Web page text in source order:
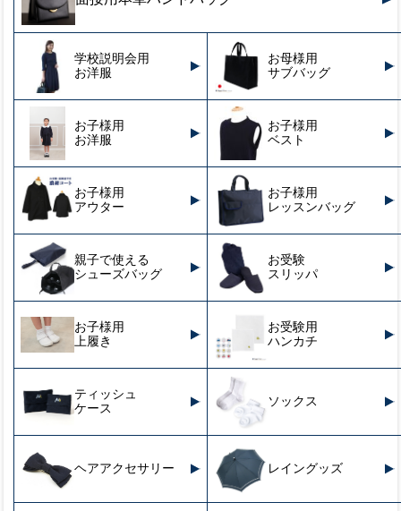
学校説明会用
お洋服
お母様用
サブバッグ
お子様用
お洋服
お子様用
ベスト
お子様用
アウター
お子様用
レッスンバッグ
親子で使える
シューズバッグ
お受験
スリッパ
お子様用
上履き
お受験用
ハンカチ
ティッシュ
ケース
ソックス
ヘアアクセサリー レイングッズ